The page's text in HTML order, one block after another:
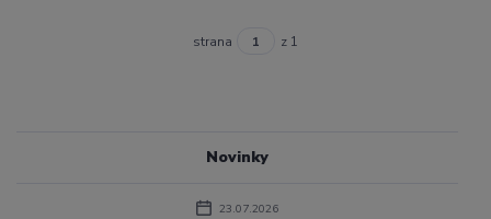
strana z 1
Novinky
23.07.2026